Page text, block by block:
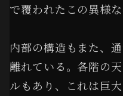
で覆われたこの異様な
内部の構造もまた、
離れている。各階の
ルもあり、これは巨